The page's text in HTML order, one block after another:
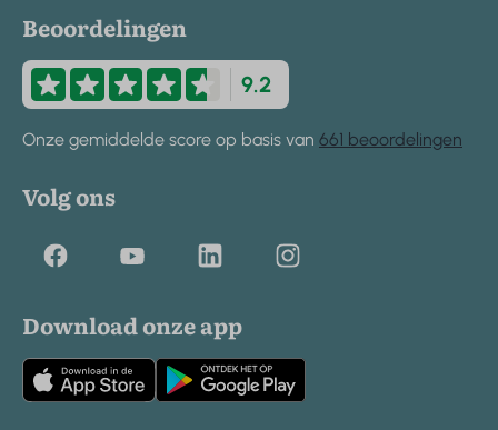
Beoordelingen
9.2
Onze gemiddelde score op basis van 661 beoordelingen
Volg ons
Download onze app